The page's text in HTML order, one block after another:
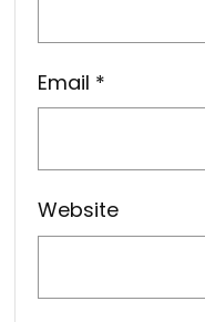
Email *
Website